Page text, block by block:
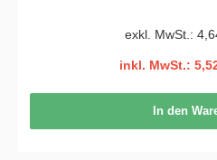
exkl. MwSt.:
inkl. MwSt.:
In den